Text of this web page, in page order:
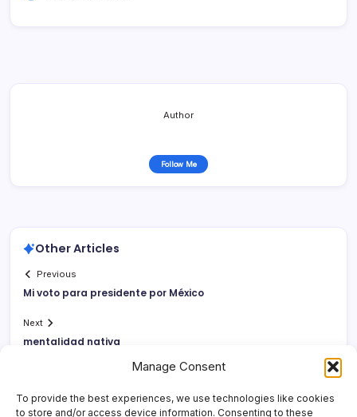
Manage Consent
To provide the best experiences, we use technologies like cookies
to store and/or access device information. Consenting to these
Author
Follow Me
Other Articles
Previous
Mi voto para presidente por México
Next
mentalidad nativa